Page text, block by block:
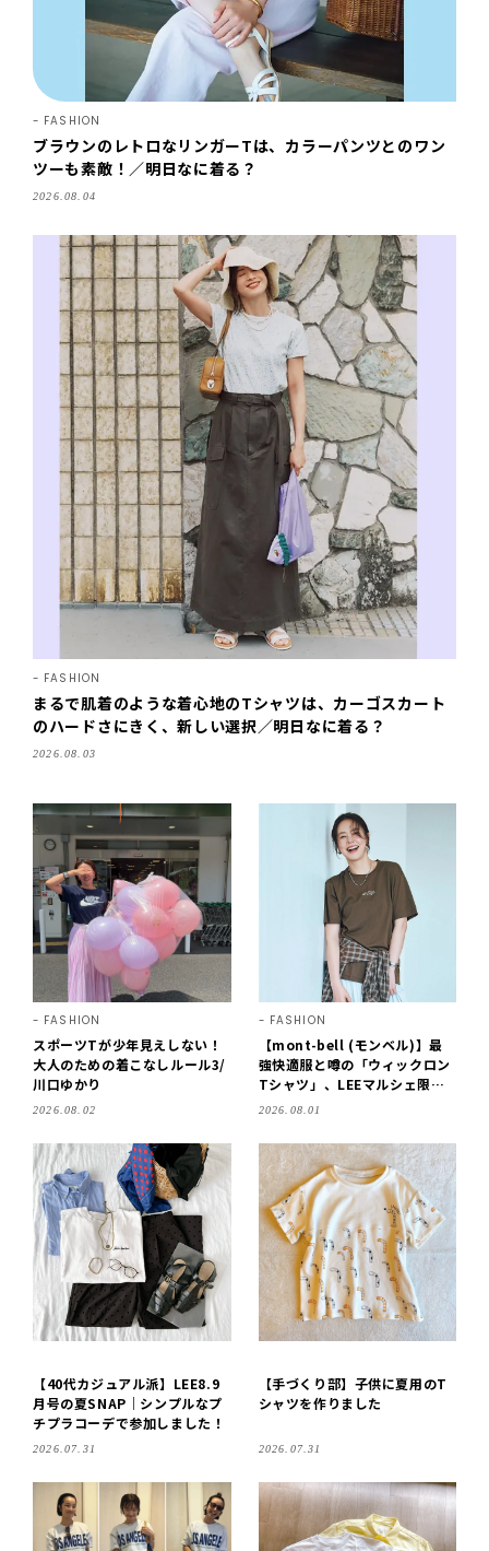
FASHION
ブラウンのレトロなリンガーTは、カラーパンツとのワン
ツーも素敵！／明日なに着る？
2026.08.04
FASHION
まるで肌着のような着心地のTシャツは、カーゴスカート
のハードさにきく、新しい選択／明日なに着る？
2026.08.03
FASHION
スポーツTが少年見えしない！
大人のための着こなしルール3/
川口ゆかり
2026.08.02
FASHION
【mont-bell (モンベル)】最
強快適服と噂の「ウィックロン
Tシャツ」、LEEマルシェ限定
デザイン発売中です！ #LEEマ
2026.08.01
【40代カジュアル派】LEE8.9
月号の夏SNAP｜シンプルなプ
チプラコーデで参加しました！
2026.07.31
【手づくり部】子供に夏用のT
シャツを作りました
2026.07.31